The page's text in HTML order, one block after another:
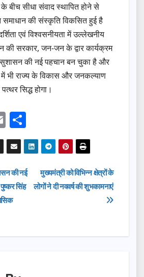
बीच सीधा संवाद स्थापित होने से
की संस्कृति विकसित हुई है
एवं विश्वसनीयता में उल्लेखनीय
की सरकार, जन-जन के द्वार कार्यक्रम
की नई पहचान बन चुका है और
भी राज्य के विकास और जनकल्याण
सिद्ध होगा।
E
m
ail
h
ar
e
मुख्यमंत्री को विभिन्न क्षेत्रों के
लोगों ने दी नववर्ष की शुभकामनाएं
की नई
सिंह